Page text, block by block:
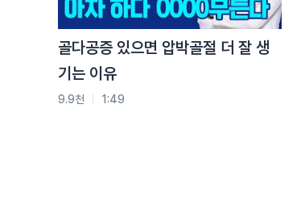
골다공증 있으면 압박골절 더 잘 생
기는 이유
9.9천 1:49